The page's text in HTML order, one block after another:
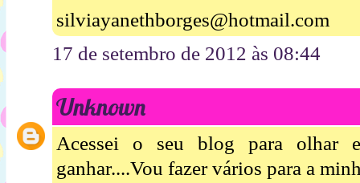
silviayanethborges@hotmail.com
17 de setembro de 2012 às 08:44
Unknown
Acessei o seu blog para olhar
ganhar....Vou fazer vários para a